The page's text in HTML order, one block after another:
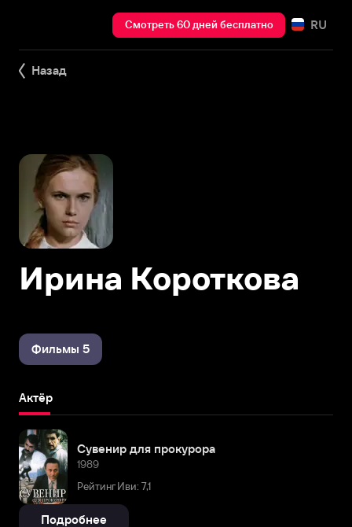
Смотреть 60 дней бесплатно RU
Назад
Ирина Короткова
Фильмы 5
Актёр
Сувенир для прокурора
1989
Рейтинг Иви: 7,1
Подробнее